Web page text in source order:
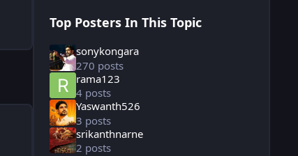
Top Posters In This Topic
sonykongara
270 posts
rama123
4 posts
Yaswanth526
3 posts
srikanthnarne
2 posts